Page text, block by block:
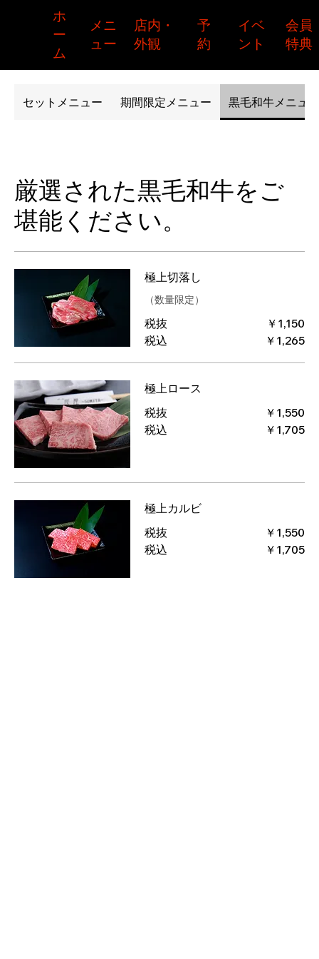
​ホ
ー
ム
​会員
特典
​メニ
ュー
​店内・
外観
​イベ
ント
​予
約
セットメニュー 期間限定メニュー 黒毛和牛メニュ
厳選された黒毛和牛をご
堪能ください。
極上切落し
（数量限定）
税抜
￥1,150
税込
￥1,265
極上ロース
税抜
￥1,550
税込
￥1,705
極上カルビ
税抜
￥1,550
税込
￥1,705